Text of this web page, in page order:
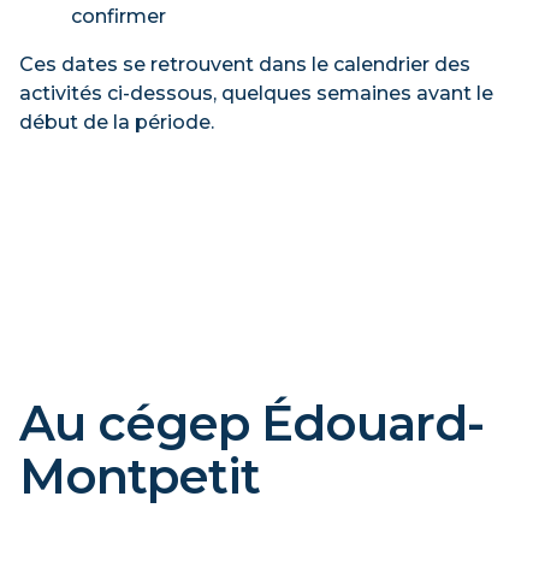
confirmer
Ces dates se retrouvent dans le calendrier des
activités ci-dessous, quelques semaines avant le
début de la période.
Au cégep Édouard-
Montpetit